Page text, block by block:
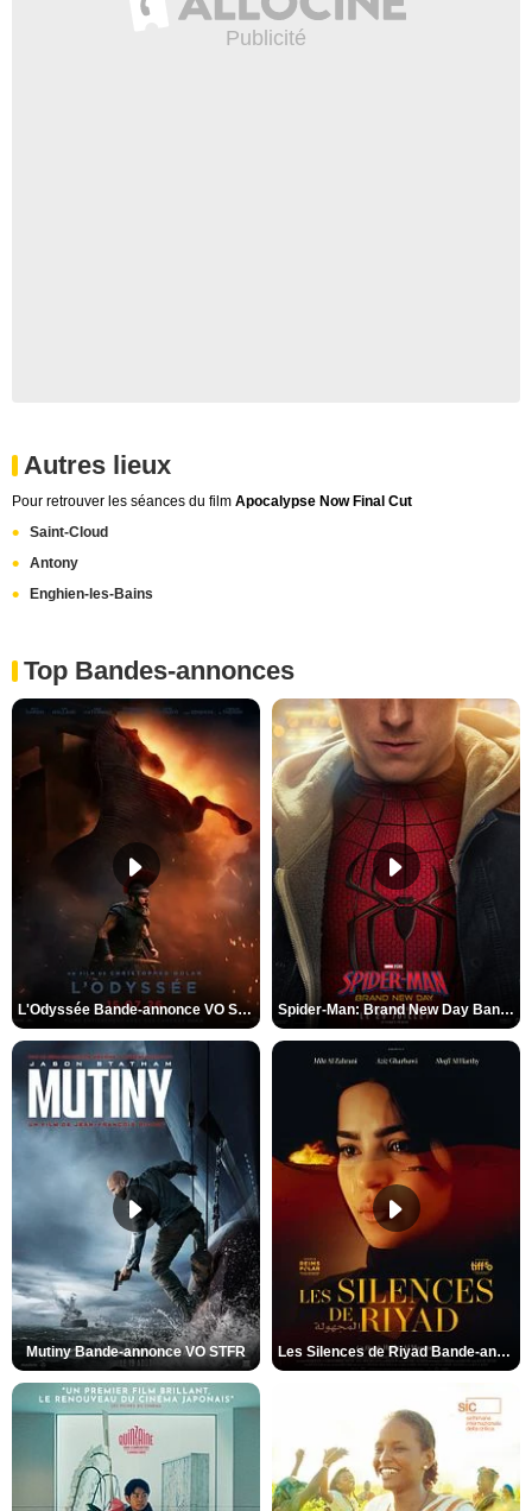
Autres lieux
Pour retrouver les séances du film Apocalypse Now Final Cut
Saint-Cloud
Antony
Enghien-les-Bains
Top Bandes-annonces
L'Odyssée Bande-annonce VO STFR Spider-Man: Brand New Day Bande-annonce VO STFR
Mutiny Bande-annonce VO STFR Les Silences de Riyad Bande-annonce VO STFR